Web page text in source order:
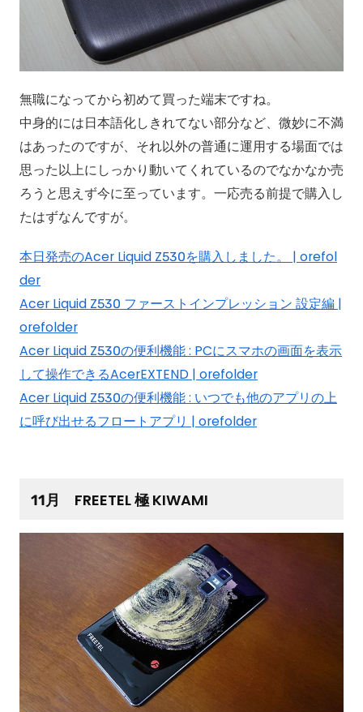
無職になってから初めて買った端末ですね。
中身的には日本語化しきれてない部分など、微妙に不満
はあったのですが、それ以外の普通に運用する場面では
思った以上にしっかり動いてくれているのでなかなか売
ろうと思えず今に至っています。一応売る前提で購入し
たはずなんですが。
本日発売のAcer Liquid Z530を購入しました。 | orefol
der
Acer Liquid Z530 ファーストインプレッション 設定編 |
orefolder
Acer Liquid Z530の便利機能 : PCにスマホの画面を表示
して操作できるAcerEXTEND | orefolder
Acer Liquid Z530の便利機能 : いつでも他のアプリの上
に呼び出せるフロートアプリ | orefolder
11月 FREETEL 極 KIWAMI